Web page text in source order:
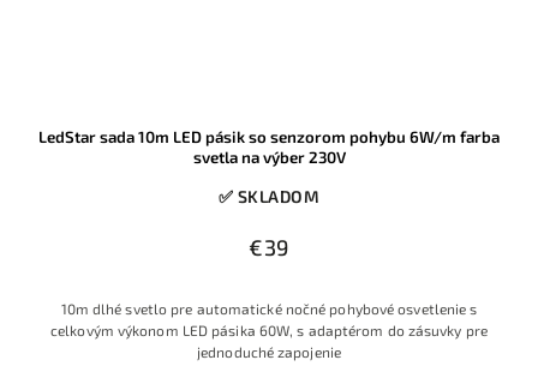
LedStar sada 10m LED pásik so senzorom pohybu 6W/m farba
svetla na výber 230V
✅ SKLADOM
€39
10m dlhé svetlo pre automatické nočné pohybové osvetlenie s
celkovým výkonom LED pásika 60W, s adaptérom do zásuvky pre
jednoduché zapojenie